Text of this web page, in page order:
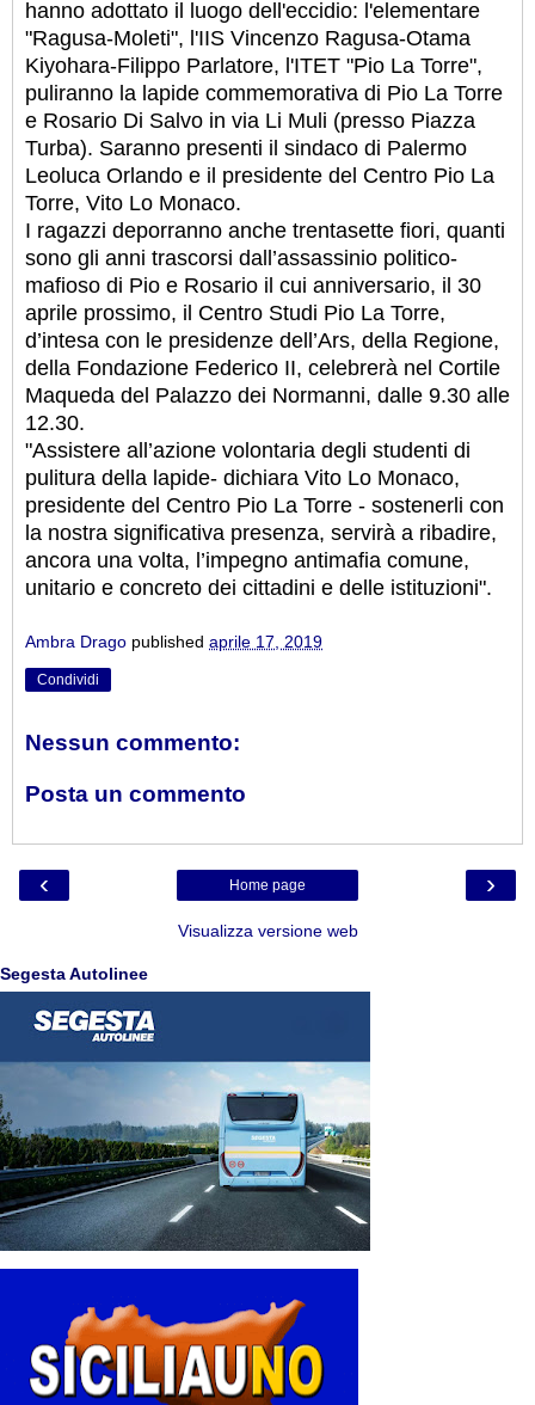
hanno adottato il luogo dell'eccidio: l'elementare
"Ragusa-Moleti", l'IIS Vincenzo Ragusa-Otama
Kiyohara-Filippo Parlatore, l'ITET "Pio La Torre",
puliranno la lapide commemorativa di Pio La Torre
e Rosario Di Salvo in via Li Muli (presso Piazza
Turba). Saranno presenti il sindaco di Palermo
Leoluca Orlando e il presidente del Centro Pio La
Torre, Vito Lo Monaco.
I ragazzi deporranno anche trentasette fiori, quanti
sono gli anni trascorsi dall’assassinio politico-
mafioso di Pio e Rosario il cui anniversario, il 30
aprile prossimo, il Centro Studi Pio La Torre,
d’intesa con le presidenze dell’Ars, della Regione,
della Fondazione Federico II, celebrerà nel Cortile
Maqueda del Palazzo dei Normanni, dalle 9.30 alle
12.30.
"Assistere all’azione volontaria degli studenti di
pulitura della lapide- dichiara Vito Lo Monaco,
presidente del Centro Pio La Torre - sostenerli con
la nostra significativa presenza, servirà a ribadire,
ancora una volta, l’impegno antimafia comune,
unitario e concreto dei cittadini e delle istituzioni".
Ambra Drago published aprile 17, 2019
Condividi
Nessun commento:
Posta un commento
‹ ›
Home page
Visualizza versione web
Segesta Autolinee